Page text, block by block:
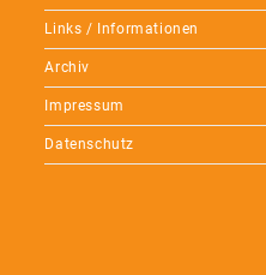
Links / Informationen
Archiv
Impressum
Datenschutz